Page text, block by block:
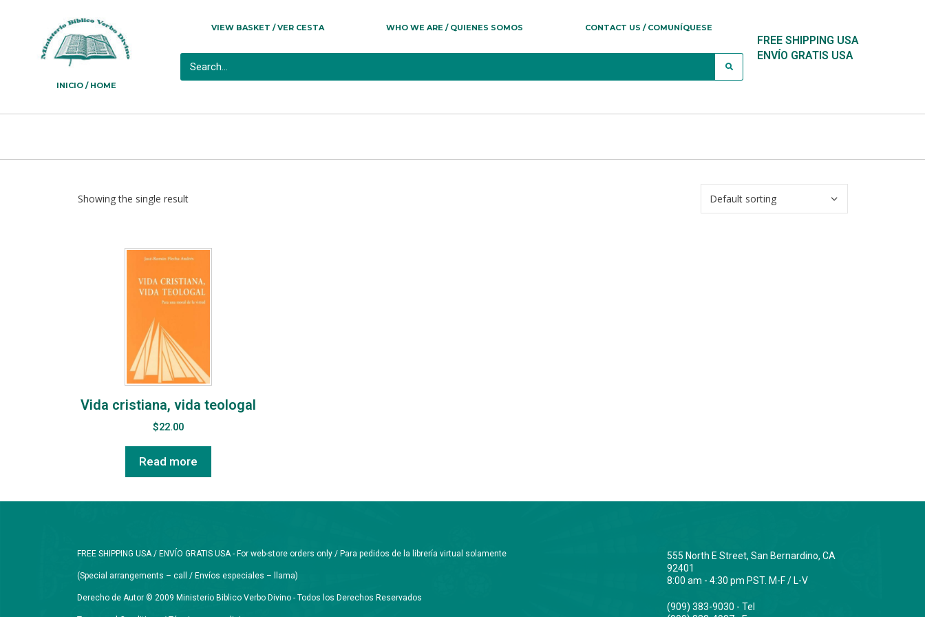
INICIO / HOME
VIEW BASKET / VER CESTA WHO WE ARE / QUIENES SOMOS CONTACT US / COMUNÍQUESE
FREE SHIPPING USA
ENVÍO GRATIS USA
Showing the single result
Vida cristiana, vida teologal
$22.00
Read more
FREE SHIPPING USA / ENVÍO GRATIS USA - For web-store orders only / Para pedidos de la librería virtual solamente
(Special arrangements – call / Envíos especiales – llama)
Derecho de Autor © 2009 Ministerio Biblico Verbo Divino - Todos los Derechos Reservados
555 North E Street, San Bernardino, CA
92401
8:00 am - 4:30 pm PST. M-F / L-V
(909) 383-9030 - Tel